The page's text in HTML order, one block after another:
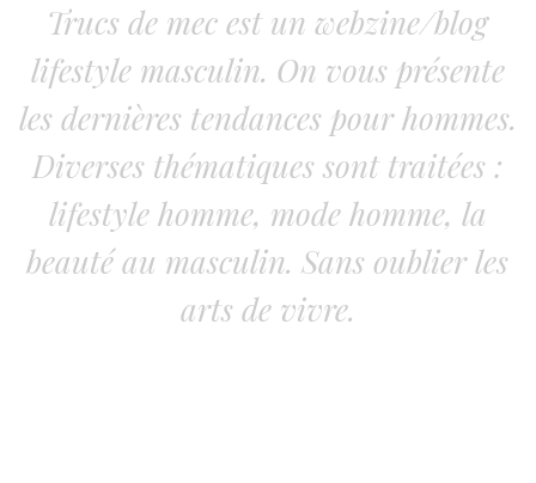
Trucs de mec est un webzine/blog
lifestyle masculin. On vous présente
les dernières tendances pour hommes.
Diverses thématiques sont traitées :
lifestyle homme, mode homme, la
beauté au masculin. Sans oublier les
arts de vivre.